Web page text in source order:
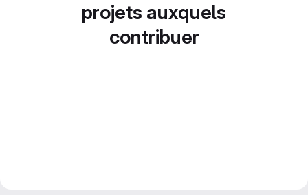
projets auxquels
contribuer